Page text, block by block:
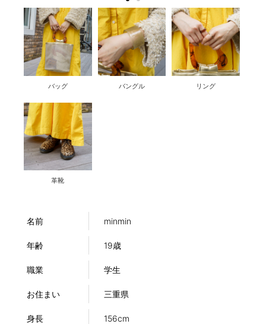
バッグ バングル リング
革靴
名前 minmin
年齢 19歳
職業 学生
お住まい 三重県
身長 156cm